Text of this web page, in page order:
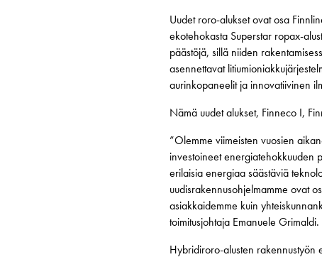
Uudet roro-alukset ovat osa
ekotehokasta Superstar ropax-
päästöjä, sillä niiden
asennettavat
aurinkopaneelit ja innovatiivinen
Nämä uudet alukset, Finneco I,
”Olemme viimeisten vuosien
investoineet energiatehokkuuden
erilaisia energiaa säästäviä
uudisrakennusohjelmamme ovat
asiakkaidemme kuin
toimitusjohtaja Emanuele Grimaldi.
Hybridiroro-alusten rakennustyön